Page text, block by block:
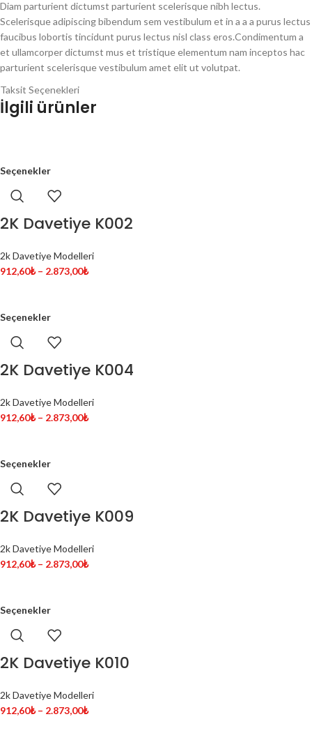
Diam parturient dictumst parturient scelerisque nibh lectus.
Scelerisque adipiscing bibendum sem vestibulum et in a a a purus lectus
faucibus lobortis tincidunt purus lectus nisl class eros.Condimentum a
et ullamcorper dictumst mus et tristique elementum nam inceptos hac
parturient scelerisque vestibulum amet elit ut volutpat.
Taksit Seçenekleri
İlgili ürünler
Seçenekler
2K Davetiye K002
2k Davetiye Modelleri
912,60₺ – 2.873,00₺
Seçenekler
2K Davetiye K004
2k Davetiye Modelleri
912,60₺ – 2.873,00₺
Seçenekler
2K Davetiye K009
2k Davetiye Modelleri
912,60₺ – 2.873,00₺
Seçenekler
2K Davetiye K010
2k Davetiye Modelleri
912,60₺ – 2.873,00₺